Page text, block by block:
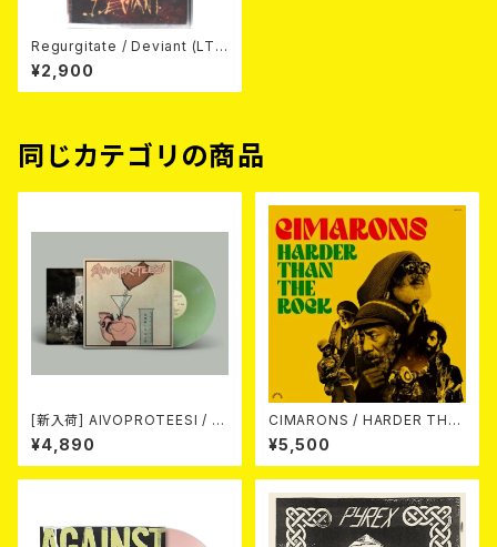
Regurgitate / Deviant (LTD
100 CASETTE)
¥2,900
同じカテゴリの商品
[新入荷] AIVOPROTEESI / U
MPIKUJA (LP / LTD.100 DIE
-HARD COKE BOTTLE GRE
EN VINYL) (ITA / F.O.A.D.)
¥4,890
CIMARONS / HARDER THA
¥5,500